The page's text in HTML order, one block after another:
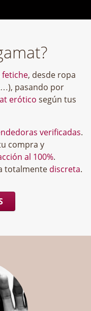
, desde ropa
…), pasando por
erótico según tus
verificadas.
compra y
al 100%.
totalmente discreta.